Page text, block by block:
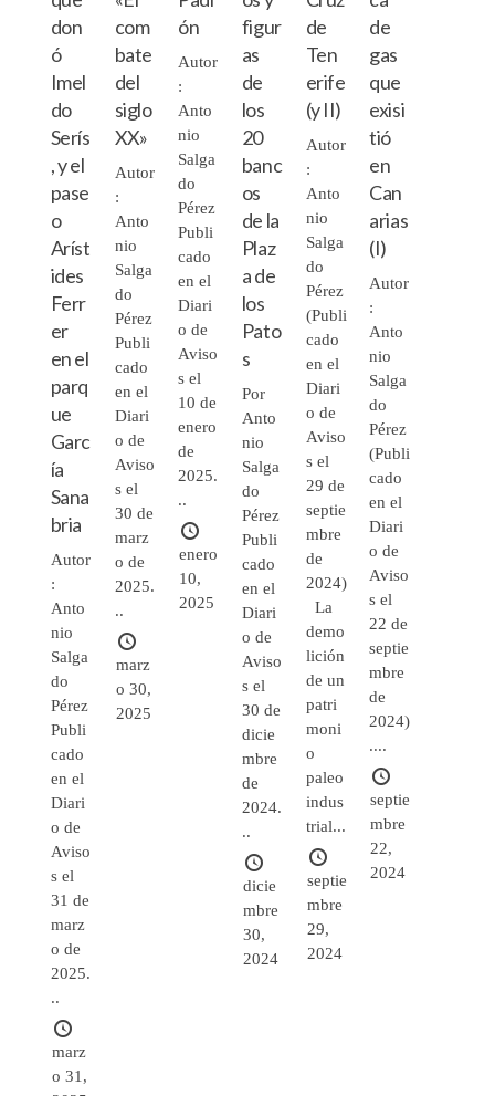
don
ó
Imel
do
Serís
, y el
pase
o
Aríst
ides
Ferr
er
en el
parq
ue
Garc
ía
Sana
bria
Autor
:
Anto
nio
Salga
do
Pérez
Publi
cado
en el
Diari
o de
Aviso
s el
31 de
marz
o de
2025.
..
marz
o 31,
com
bate
del
siglo
XX»
Autor
:
Anto
nio
Salga
do
Pérez
Publi
cado
en el
Diari
o de
Aviso
s el
30 de
marz
o de
2025.
..
marz
o 30,
2025
ón
Autor
:
Anto
nio
Salga
do
Pérez
Publi
cado
en el
Diari
o de
Aviso
s el
10 de
enero
de
2025.
..
enero
10,
2025
figur
as
de
los
20
banc
os
de la
Plaz
a de
los
Pato
s
Por
Anto
nio
Salga
do
Pérez
Publi
cado
en el
Diari
o de
Aviso
s el
30 de
dicie
mbre
de
2024.
..
dicie
mbre
30,
2024
de
Ten
erife
(y II)
Autor
:
Anto
nio
Salga
do
Pérez
(Publi
cado
en el
Diari
o de
Aviso
s el
29 de
septie
mbre
de
2024)
La
demo
lición
de un
patri
moni
o
paleo
indus
trial...
septie
mbre
29,
2024
de
gas
que
exisi
tió
en
Can
arias
(I)
Autor
:
Anto
nio
Salga
do
Pérez
(Publi
cado
en el
Diari
o de
Aviso
s el
22 de
septie
mbre
de
2024)
....
septie
mbre
22,
2024